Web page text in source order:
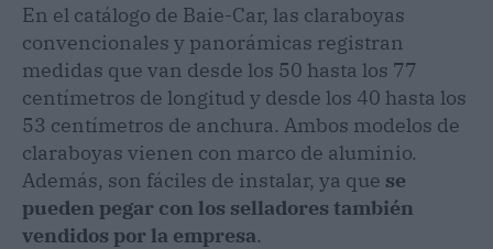
En el catálogo de Baie-Car, las claraboyas
convencionales y panorámicas registran
medidas que van desde los 50 hasta los 77
centímetros de longitud y desde los 40 hasta los
53 centímetros de anchura. Ambos modelos de
claraboyas vienen con marco de aluminio.
Además, son fáciles de instalar, ya que se
pueden pegar con los selladores también
vendidos por la empresa.